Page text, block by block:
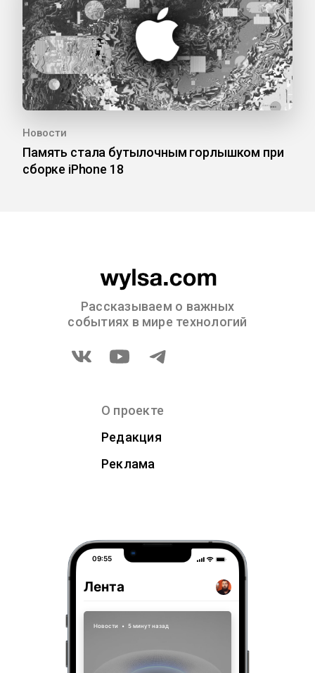
Новости
Память стала бутылочным горлышком при
сборке iPhone 18
Рассказываем о важных
событиях в мире технологий
О проекте
Редакция
Реклама
09:55
Лента
Новости • 5 минут назад